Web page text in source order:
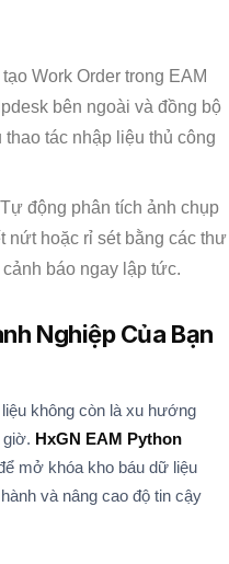
Work Order trong EAM
bên ngoài và đồng bộ
tác nhập liệu thủ công
Tự động phân tích ảnh chụp
nứt hoặc rỉ sét bằng các thư
báo ngay lập tức.
Nghiệp Của Bạn
không còn là xu hướng
giờ. HxGN EAM Python
mở khóa kho báu dữ liệu
và nâng cao độ tin cậy